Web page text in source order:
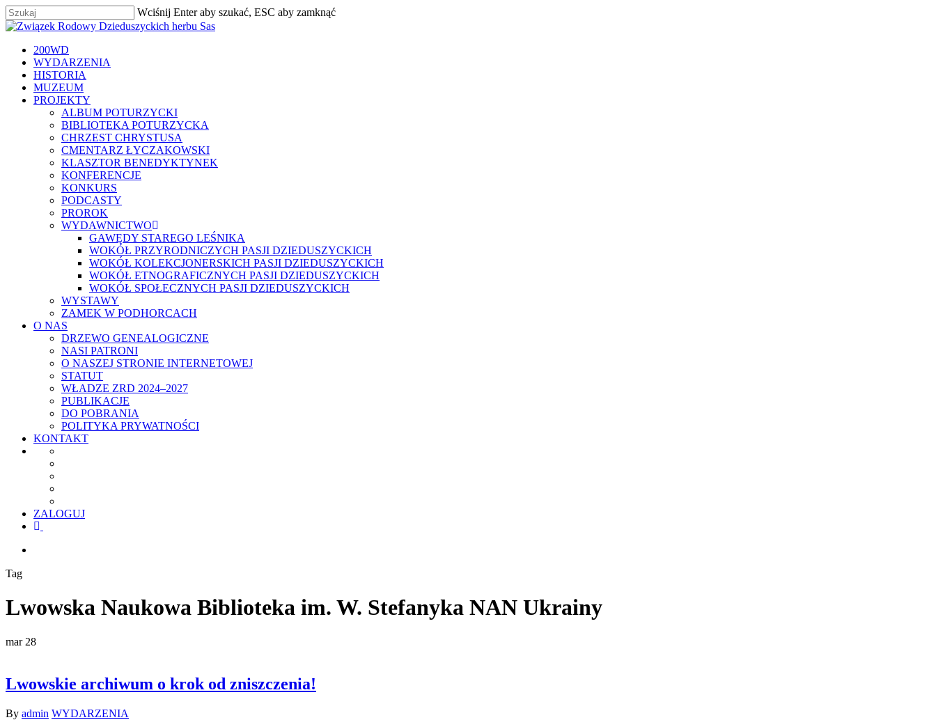
Skip
to
content
Wciśnij Enter aby szukać, ESC aby zamknąć
Zamknij
szukaj
Menu
200WD
WYDARZENIA
HISTORIA
MUZEUM
PROJEKTY
ALBUM POTURZYCKI
BIBLIOTEKA POTURZYCKA
CHRZEST CHRYSTUSA
CMENTARZ ŁYCZAKOWSKI
KLASZTOR BENEDYKTYNEK
KONFERENCJE
KONKURS
PODCASTY
PROROK
WYDAWNICTWO
GAWĘDY STAREGO LEŚNIKA
WOKÓŁ PRZYRODNICZYCH PASJI DZIEDUSZYCKICH
WOKÓŁ KOLEKCJONERSKICH PASJI DZIEDUSZYCKICH
WOKÓŁ ETNOGRAFICZNYCH PASJI DZIEDUSZYCKICH
WOKÓŁ SPOŁECZNYCH PASJI DZIEDUSZYCKICH
WYSTAWY
ZAMEK W PODHORCACH
O NAS
DRZEWO GENEALOGICZNE
NASI PATRONI
O NASZEJ STRONIE INTERNETOWEJ
STATUT
WŁADZE ZRD 2024–2027
PUBLIKACJE
DO POBRANIA
POLITYKA PRYWATNOŚCI
KONTAKT
ZALOGUJ
facebook
Tag
Lwowska Naukowa Biblioteka im. W. Stefanyka NAN Ukrainy
mar 28
Lwowskie archiwum o krok od zniszczenia!
By admin WYDARZENIA